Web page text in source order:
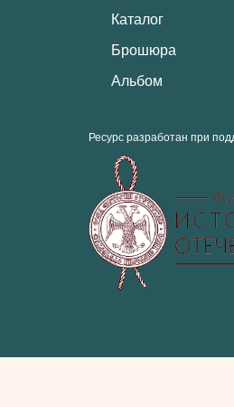
Каталог
Брошюра
Альбом
Ресурс разработан при